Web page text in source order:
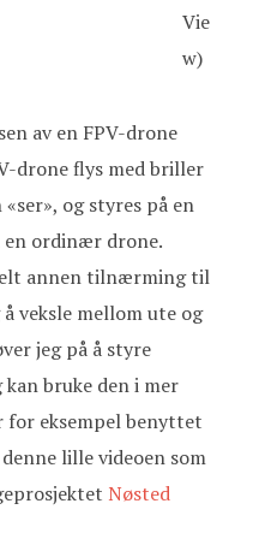
Vie
w)
av en FPV-drone
drone flys med briller
og styres på en
ordinær drone.
annen tilnærming til
veksle mellom ute og
jeg på å styre
bruke den i mer
for eksempel benyttet
lille videoen som
Nøsted